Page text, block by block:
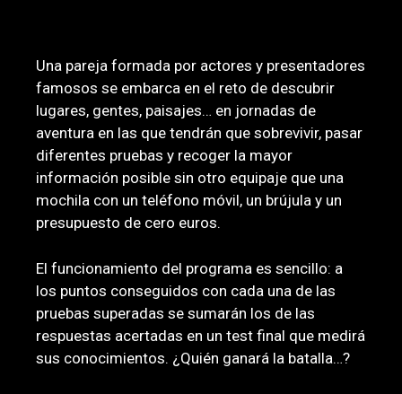
Una pareja formada por actores y presentadores
famosos se embarca en el reto de descubrir
lugares, gentes, paisajes… en jornadas de
aventura en las que tendrán que sobrevivir, pasar
diferentes pruebas y recoger la mayor
información posible sin otro equipaje que una
mochila con un teléfono móvil, un brújula y un
presupuesto de cero euros.
El funcionamiento del programa es sencillo: a
los puntos conseguidos con cada una de las
pruebas superadas se sumarán los de las
respuestas acertadas en un test final que medirá
sus conocimientos. ¿Quién ganará la batalla…?